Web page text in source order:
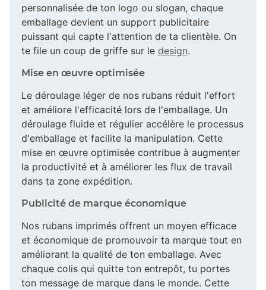
personnalisée de ton logo ou slogan, chaque
emballage devient un support publicitaire
puissant qui capte l'attention de ta clientèle. On
te file un coup de griffe sur le design.
Mise en œuvre optimisée
Le déroulage léger de nos rubans réduit l'effort
et améliore l'efficacité lors de l'emballage. Un
déroulage fluide et régulier accélère le processus
d'emballage et facilite la manipulation. Cette
mise en œuvre optimisée contribue à augmenter
la productivité et à améliorer les flux de travail
dans ta zone expédition.
Publicité de marque économique
Nos rubans imprimés offrent un moyen efficace
et économique de promouvoir ta marque tout en
améliorant la qualité de ton emballage. Avec
chaque colis qui quitte ton entrepôt, tu portes
ton message de marque dans le monde. Cette